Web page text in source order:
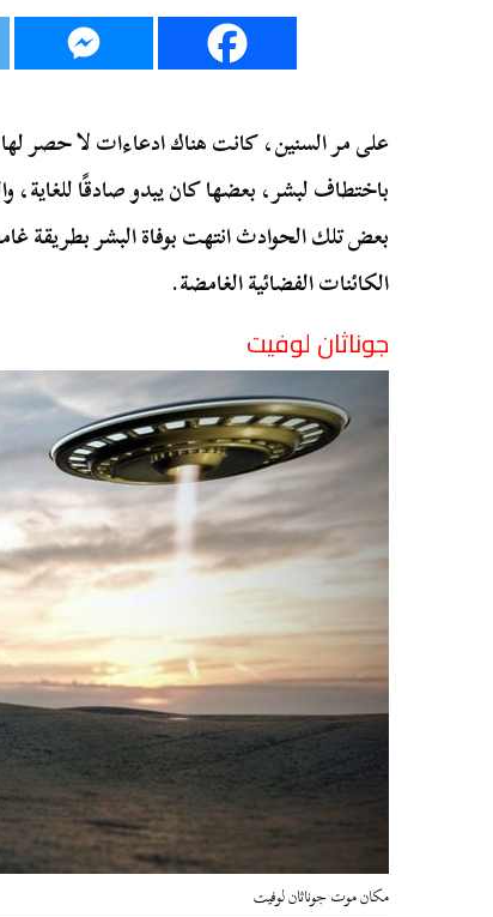
على مر السنين، كانت هناك ادعاءات لا حصر لها
باختطاف لبشر، بعضها كان يبدو صادقًا للغاية،
بعض تلك الحوادث انتهت بوفاة البشر بطريقة
الكائنات الفضائية الغامضة.
جوناثان لوفيت
مكان موت جوناثان لوفيت